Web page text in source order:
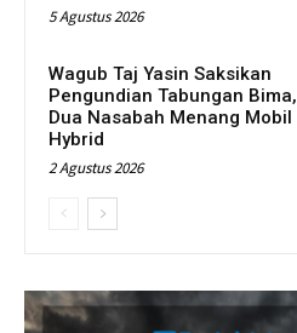
5 Agustus 2026
Wagub Taj Yasin Saksikan
Pengundian Tabungan Bima,
Dua Nasabah Menang Mobil
Hybrid
2 Agustus 2026